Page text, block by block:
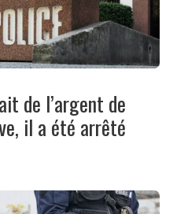
de l’argent de
il a été arrêté